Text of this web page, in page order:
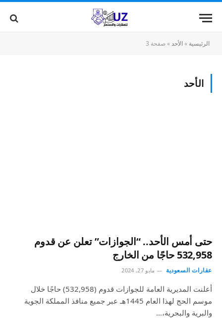
الرئيسية »الأحد»صفحة 3
الأحد
حتى أمس الأحد.. “الجوازات” تعلن عن قدوم
532,958 حاجًا من الخارج
عقارات السعودية مايو 27, 2024
أعلنت المديرية العامة للجوازات قدوم (532,958) حاجًا خلال
موسم الحج لهذا العام 1445هـ عبر جميع منافذ المملكة الجوية
والبرية والبحرية،…